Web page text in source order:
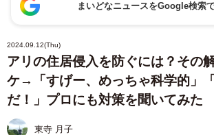
まいどなニュースをGoogle検索
2024.09.12(Thu)
アリの住居侵入を防ぐには？その
ケ→「すげー、めっちゃ科学的」
だ！」プロにも対策を聞いてみた
東寺 月子